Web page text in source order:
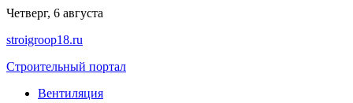
Перейти
содержимому
Четверг, 6 августа
stroigroop18.ru
Строительный портал
Вентиляция